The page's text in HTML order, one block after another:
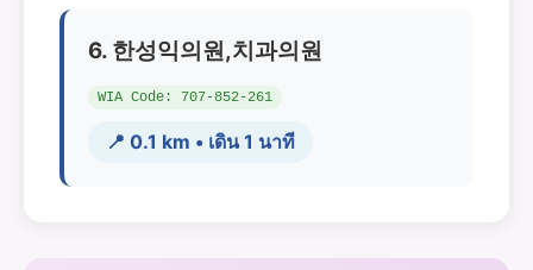
6. 한성익의원,치과의원
WIA Code: 707-852-261
📍 0.1 km • เดิน 1 นาที